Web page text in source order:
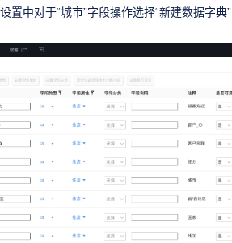
中对于“城市”字段操作选择“新建数据字典”